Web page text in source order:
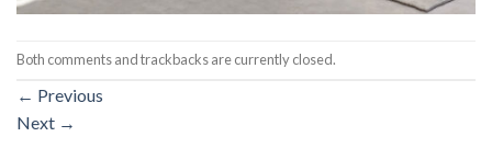
Both comments and trackbacks are currently closed.
← Previous
Next →